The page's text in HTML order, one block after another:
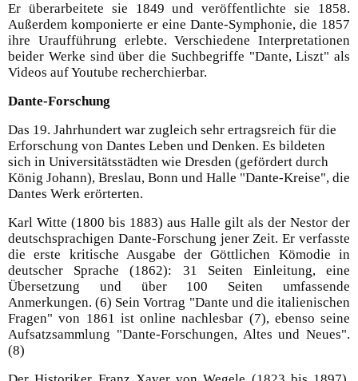
Er überarbeitete sie 1849 und veröffentlichte sie 1858.
Außerdem komponierte er eine Dante-Symphonie, die 1857
ihre Uraufführung erlebte. Verschiedene Interpretationen
beider Werke sind über die Suchbegriffe "Dante, Liszt" als
Videos auf Youtube recherchierbar.
Dante-Forschung
Das 19. Jahrhundert war zugleich sehr ertragsreich für die
Erforschung von Dantes Leben und Denken. Es bildeten
sich in Universitätsstädten wie Dresden (gefördert durch
König Johann), Breslau, Bonn und Halle "Dante-Kreise", die
Dantes Werk erörterten.
Karl Witte (1800 bis 1883) aus Halle gilt als der Nestor der
deutschsprachigen Dante-Forschung jener Zeit. Er verfasste
die erste kritische Ausgabe der Göttlichen Kömodie in
deutscher Sprache (1862): 31 Seiten Einleitung, eine
Übersetzung und über 100 Seiten umfassende
Anmerkungen. (6) Sein Vortrag "Dante und die italienischen
Fragen" von 1861 ist online nachlesbar (7), ebenso seine
Aufsatzsammlung "Dante-Forschungen, Altes und Neues".
(8)